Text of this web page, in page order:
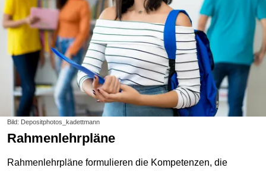
Bild: Depositphotos_kadettmann
Rahmenlehrpläne
Rahmenlehrpläne formulieren die Kompetenzen, die